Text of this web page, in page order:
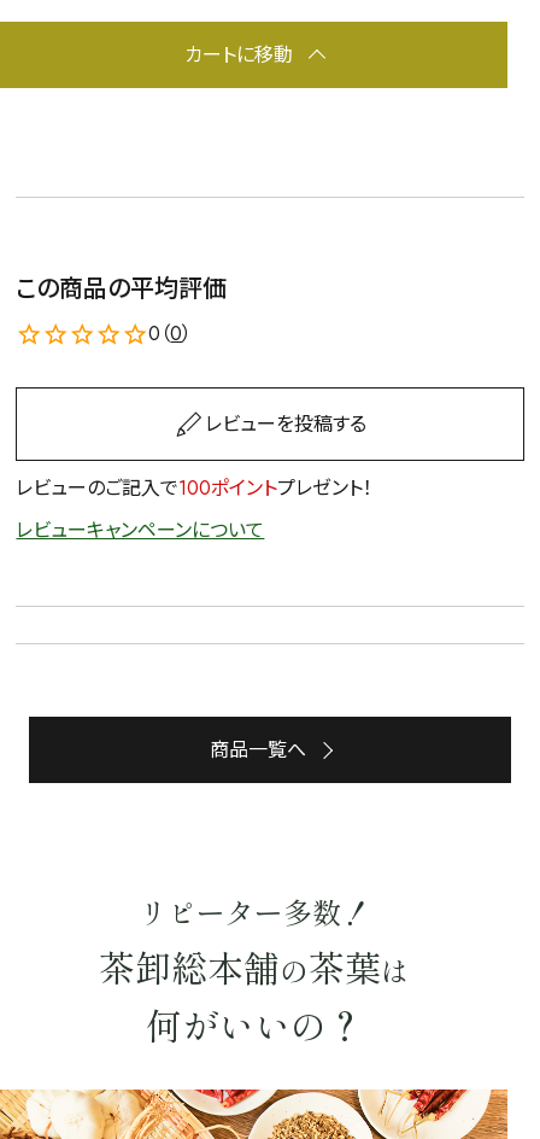
キーワードで探す
カートに移動
この商品の平均評価
0（0）
レビューを投稿する
レビューのご記入で100ポイントプレゼント！
レビューキャンペーンについて
商品一覧へ
リピーター多数！
茶卸総本舗の茶葉は
何がいいの？